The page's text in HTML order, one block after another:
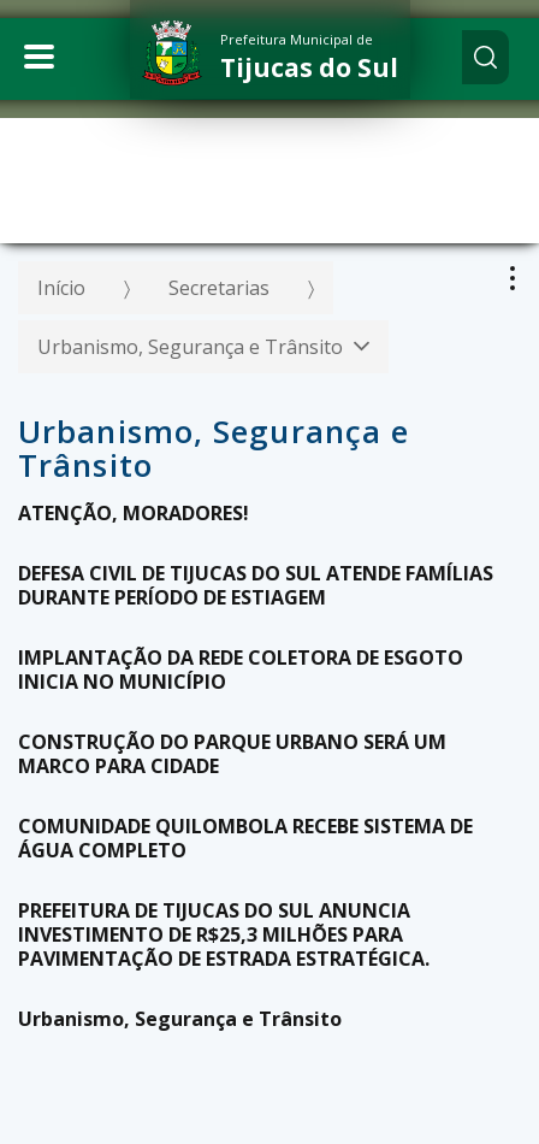
Prefeitura Municipal de
Tijucas do Sul
Início Secretarias
Urbanismo, Segurança e Trânsito
Urbanismo, Segurança e
Trânsito
ATENÇÃO, MORADORES!
DEFESA CIVIL DE TIJUCAS DO SUL ATENDE FAMÍLIAS
DURANTE PERÍODO DE ESTIAGEM
IMPLANTAÇÃO DA REDE COLETORA DE ESGOTO
INICIA NO MUNICÍPIO
CONSTRUÇÃO DO PARQUE URBANO SERÁ UM
MARCO PARA CIDADE
COMUNIDADE QUILOMBOLA RECEBE SISTEMA DE
ÁGUA COMPLETO
PREFEITURA DE TIJUCAS DO SUL ANUNCIA
INVESTIMENTO DE R$25,3 MILHÕES PARA
PAVIMENTAÇÃO DE ESTRADA ESTRATÉGICA.
Urbanismo, Segurança e Trânsito